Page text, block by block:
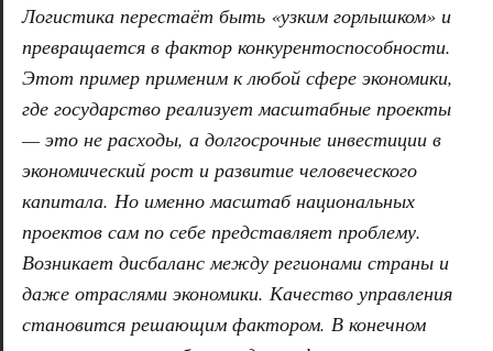
Логистика перестаёт быть «узким горлышком» и
превращается в фактор конкурентоспособности.
Этот пример применим к любой сфере экономики,
где государство реализует масштабные проекты
— это не расходы, а долгосрочные инвестиции в
экономический рост и развитие человеческого
капитала. Но именно масштаб национальных
проектов сам по себе представляет проблему.
Возникает дисбаланс между регионами страны и
даже отраслями экономики. Качество управления
становится решающим фактором. В конечном